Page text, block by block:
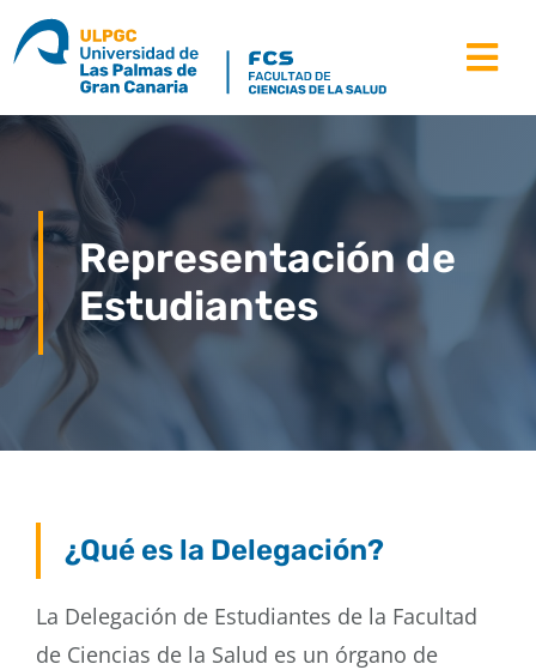
Saltar
al
contenido
la facultad
estudios
estudiantes
movilidad
recursos
contacto
Representación de
Estudiantes
¿Qué es la Delegación?
La Delegación de Estudiantes de la Facultad
de Ciencias de la Salud es un órgano de